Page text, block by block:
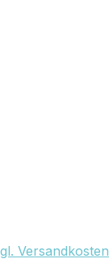
Versandkosten